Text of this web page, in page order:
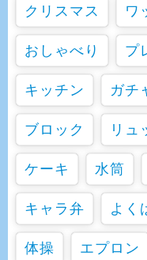
クリスマス ワ
おしゃべり プ
キッチン ガチ
ブロック リュ
ケーキ 水筒
キャラ弁 よく
体操 エプロン